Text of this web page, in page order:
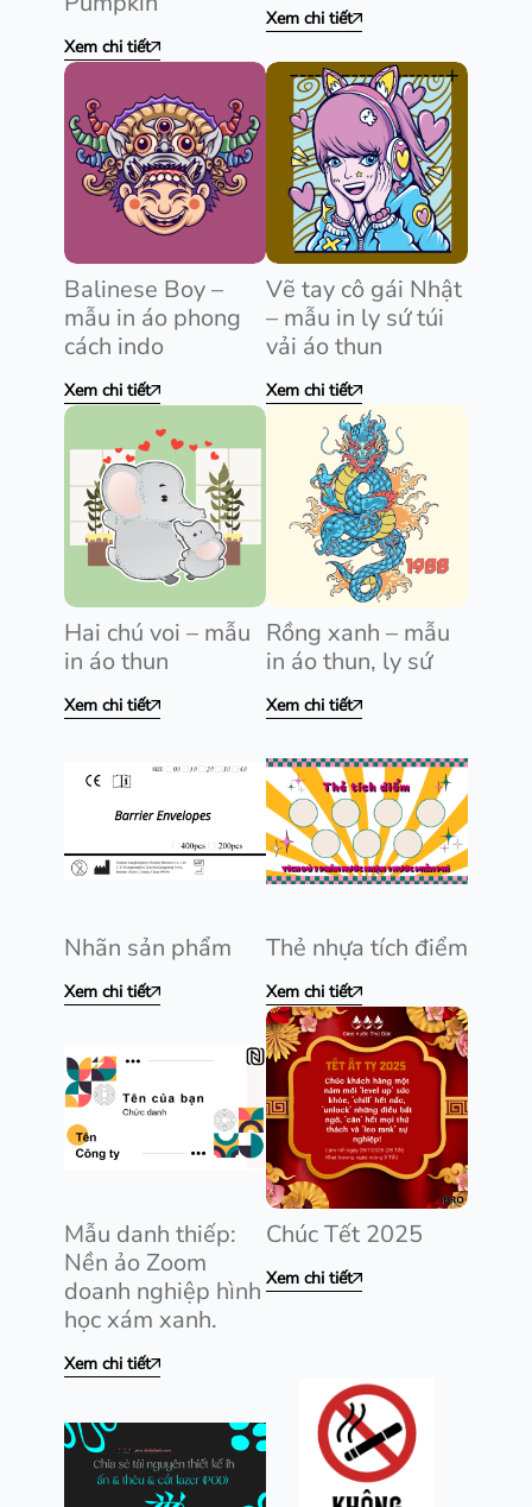
Xem chi tiết
Xem chi tiết
Balinese Boy –
mẫu in áo phong
cách indo
Xem chi tiết
Vẽ tay cô gái Nhật
– mẫu in ly sứ túi
vải áo thun
Xem chi tiết
Hai chú voi – mẫu
in áo thun
Xem chi tiết
Rồng xanh – mẫu
in áo thun, ly sứ
Xem chi tiết
Nhãn sản phẩm
Xem chi tiết
Thẻ nhựa tích điểm
Xem chi tiết
Mẫu danh thiếp:
Nền ảo Zoom
doanh nghiệp hình
học xám xanh.
Xem chi tiết
Chúc Tết 2025
Xem chi tiết